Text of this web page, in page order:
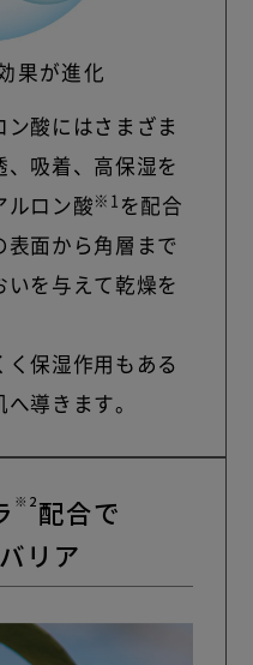
果が進化
酸にはさまざま
、吸着、高保湿を
ルロン酸 ※1 を配合
表面から角層まで
いを与えて乾燥を
く保湿作用もある
導きます。
※2 配合で
リア